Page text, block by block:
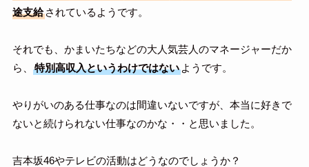
途支給されているようです。
それでも、かまいたちなどの大人気芸人のマネージャーだか
ら、
特別高収入というわけではないようです。
やりがいのある仕事なのは間違いないですが、本当に好きで
ないと続けられない仕事なのかな・・と思いました。
吉本坂46やテレビの活動はどうなのでしょうか？